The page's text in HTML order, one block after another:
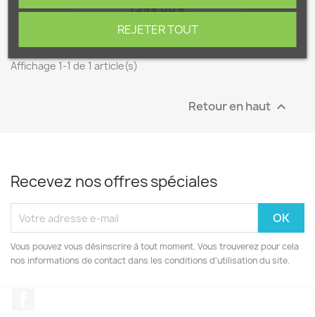
1 299,00 €
Affichage 1-1 de 1 article(s)
Retour en haut 
Recevez nos offres spéciales
Vous pouvez vous désinscrire à tout moment. Vous trouverez pour cela
nos informations de contact dans les conditions d'utilisation du site.
REJETER TOUT